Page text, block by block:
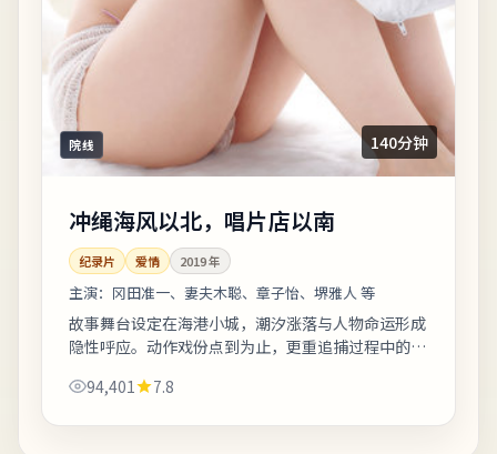
院线 140分钟
冲绳海风以北，唱片店以南
纪录片 爱情 2019年
主演： 冈田准一、妻夫木聪、章子怡、堺雅人 等
故事舞台设定在海港小城，潮汐涨落与人物命运形成
隐性呼应。动作戏份点到为止，更重追捕过程中的心
号与文化语境值得关注。《冲绳海风以北，...
94,401 7.8